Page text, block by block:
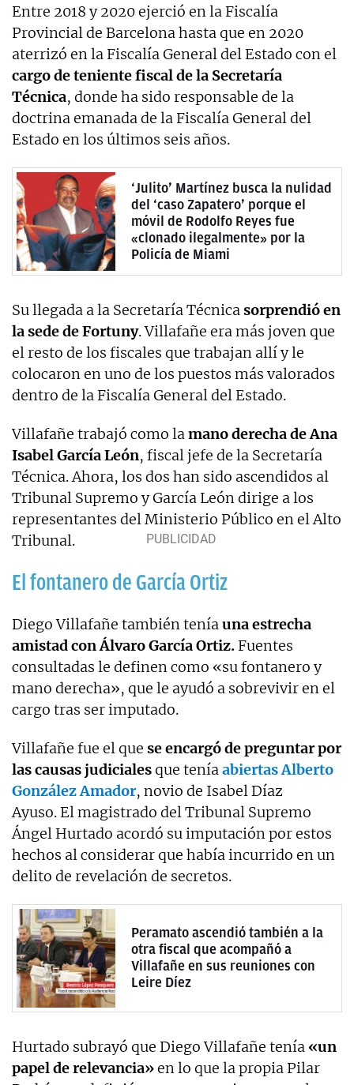
Entre 2018 y 2020 ejerció en la Fiscalía
Provincial de Barcelona hasta que en 2020
aterrizó en la Fiscalía General del Estado con el
cargo de teniente fiscal de la Secretaría
Técnica, donde ha sido responsable de la
doctrina emanada de la Fiscalía General del
Estado en los últimos seis años.
‘Julito’ Martínez busca la nulidad
del ‘caso Zapatero’ porque el
móvil de Rodolfo Reyes fue
«clonado ilegalmente» por la
Policía de Miami
Su llegada a la Secretaría Técnicasorprendió en
la sede de Fortuny. Villafañe era más joven que
el resto de los fiscales que trabajan allí y le
colocaron en uno de los puestos más valorados
dentro de la Fiscalía General del Estado.
Villafañe trabajó como lamano derecha de Ana
Isabel García León, fiscal jefe de la Secretaría
Técnica. Ahora, los dos han sido ascendidos al
Tribunal Supremo y García León dirige a los
representantes del Ministerio Público en el Alto
Tribunal.
El fontanero de García Ortiz
Diego Villafañe también teníauna estrecha
amistad con Álvaro García Ortiz.Fuentes
consultadas le definen como «su fontanero y
mano derecha», que le ayudó a sobrevivir en el
cargo tras ser imputado.
Villafañe fue el que se encargó de preguntar por
las causas judicialesque teníaabiertas Alberto
González Amador, novio de Isabel Díaz
Ayuso. El magistrado del Tribunal Supremo
Ángel Hurtado acordó su imputación por estos
hechos al considerar que había incurrido en un
delito de revelación de secretos.
Peramato ascendió también a la
otra fiscal que acompañó a
Villafañe en sus reuniones con
Leire Díez
Hurtado subrayó que Diego Villafañe tenía «un
papel de relevancia»en lo que la propia Pilar